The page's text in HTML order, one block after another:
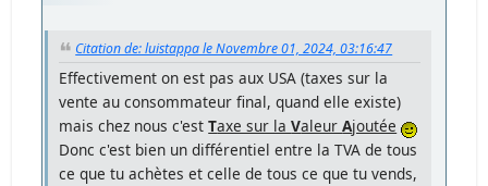
Citation de: luistappa le Novembre 01, 2024, 03:16:47
Effectivement on est pas aux USA (taxes sur la
vente au consommateur final, quand elle existe)
mais chez nous c'estTaxe sur laValeurAjoutée
Donc c'est bien un différentiel entre la TVA de tous
ce que tu achètes et celle de tous ce que tu vends,